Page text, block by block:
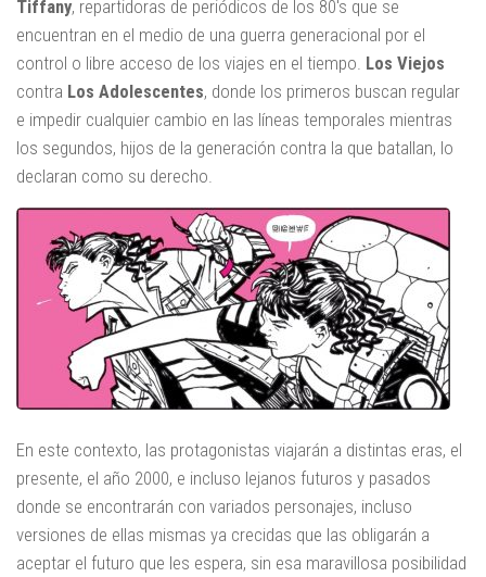
Tiffany, repartidoras de periódicos de los 80's que se
encuentran en el medio de una guerra generacional por el
control o libre acceso de los viajes en el tiempo. Los Viejos
contra Los Adolescentes, donde los primeros buscan regular
e impedir cualquier cambio en las líneas temporales mientras
los segundos, hijos de la generación contra la que batallan, lo
declaran como su derecho.
En este contexto, las protagonistas viajarán a distintas eras, el
presente, el año 2000, e incluso lejanos futuros y pasados
donde se encontrarán con variados personajes, incluso
versiones de ellas mismas ya crecidas que las obligarán a
aceptar el futuro que les espera, sin esa maravillosa posibilidad